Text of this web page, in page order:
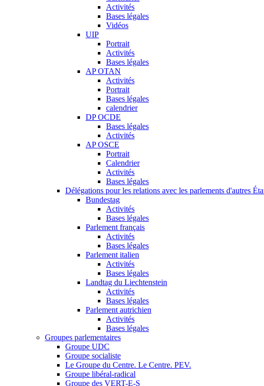
Activités
Bases légales
Vidéos
UIP
Portrait
Activités
Bases légales
AP OTAN
Activités
Portrait
Bases légales
calendrier
DP OCDE
Bases légales
Activités
AP OSCE
Portrait
Calendrier
Activités
Bases légales
Délégations pour les relations avec les parlements d'autres
Bundestag
Activités
Bases légales
Parlement français
Activités
Bases légales
Parlement italien
Activités
Bases légales
Landtag du Liechtenstein
Activités
Bases légales
Parlement autrichien
Activités
Bases légales
Groupes parlementaires
Groupe UDC
Groupe socialiste
Le Groupe du Centre. Le Centre. PEV.
Groupe libéral-radical
Groupe des VERT-E-S